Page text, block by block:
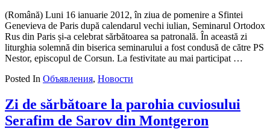
(Română) Luni 16 ianuarie 2012, în ziua de pomenire a Sfintei
Genevieva de Paris după calendarul vechi iulian, Seminarul Ortodox
Rus din Paris și-a celebrat sărbătoarea sa patronală. În această zi
liturghia solemnă din biserica seminarului a fost condusă de către PS
Nestor, episcopul de Corsun. La festivitate au mai participat …
Posted In Объявления, Новости
Zi de sărbătoare la parohia cuviosului
Serafim de Sarov din Montgeron